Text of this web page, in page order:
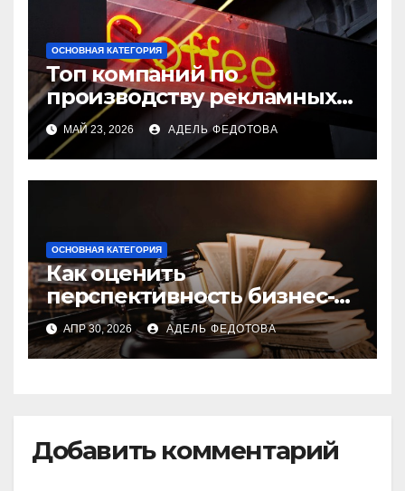
ОСНОВНАЯ КАТЕГОРИЯ
Топ компаний по
производству рекламных
вывесок: где выгодно
заказать вывеску
МАЙ 23, 2026 АДЕЛЬ ФЕДОТОВА
ОСНОВНАЯ КАТЕГОРИЯ
Как оценить
перспективность бизнес-
идеи до запуска
АПР 30, 2026 АДЕЛЬ ФЕДОТОВА
Добавить комментарий